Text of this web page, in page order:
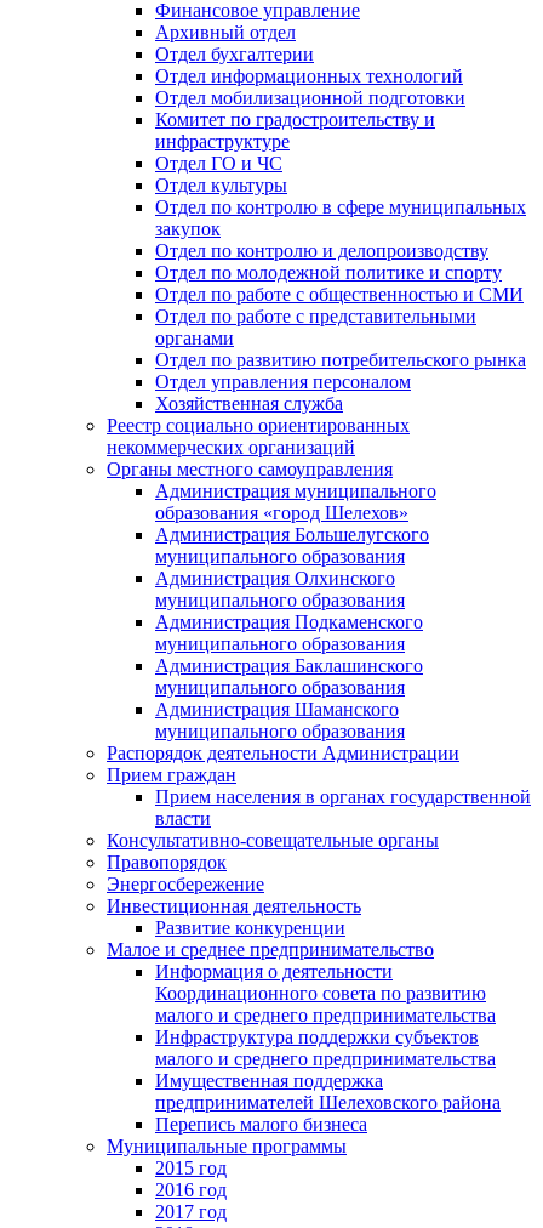
Финансовое управление
Архивный отдел
Отдел бухгалтерии
Отдел информационных технологий
Отдел мобилизационной подготовки
Комитет по градостроительству и
инфраструктуре
Отдел ГО и ЧС
Отдел культуры
Отдел по контролю в сфере муниципальных
закупок
Отдел по контролю и делопроизводству
Отдел по молодежной политике и спорту
Отдел по работе с общественностью и СМИ
Отдел по работе с представительными
органами
Отдел по развитию потребительского рынка
Отдел управления персоналом
Хозяйственная служба
Реестр социально ориентированных
некоммерческих организаций
Органы местного самоуправления
Администрация муниципального
образования «город Шелехов»
Администрация Большелугского
муниципального образования
Администрация Олхинского
муниципального образования
Администрация Подкаменского
муниципального образования
Администрация Баклашинского
муниципального образования
Администрация Шаманского
муниципального образования
Распорядок деятельности Администрации
Прием граждан
Прием населения в органах государственной
власти
Консультативно-совещательные органы
Правопорядок
Энергосбережение
Инвестиционная деятельность
Развитие конкуренции
Малое и среднее предпринимательство
Информация о деятельности
Координационного совета по развитию
малого и среднего предпринимательства
Инфраструктура поддержки субъектов
малого и среднего предпринимательства
Имущественная поддержка
предпринимателей Шелеховского района
Перепись малого бизнеса
Муниципальные программы
2015 год
2016 год
2017 год